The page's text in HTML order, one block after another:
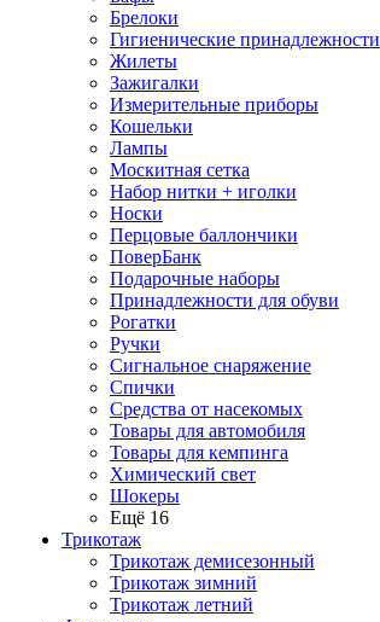
Брелоки
Гигиенические принадлежности
Жилеты
Зажигалки
Измерительные приборы
Кошельки
Лампы
Москитная сетка
Набор нитки + иголки
Носки
Перцовые баллончики
ПоверБанк
Подарочные наборы
Принадлежности для обуви
Рогатки
Ручки
Сигнальное снаряжение
Спички
Средства от насекомых
Товары для автомобиля
Товары для кемпинга
Химический свет
Шокеры
Ещё 16
Трикотаж
Трикотаж демисезонный
Трикотаж зимний
Трикотаж летний